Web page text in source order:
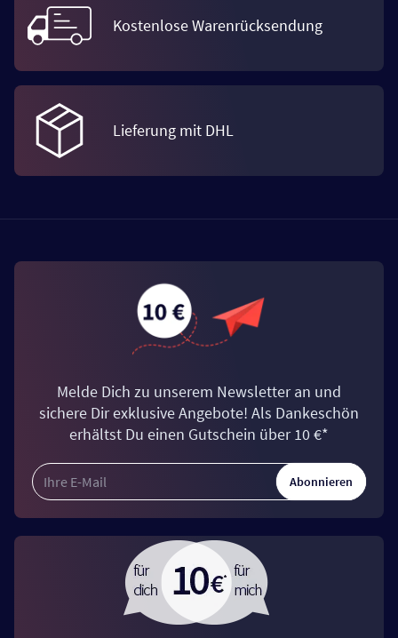
Kostenlose Warenrücksendung
Lieferung mit DHL
Melde Dich zu unserem Newsletter an und
sichere Dir exklusive Angebote! Als Dankeschön
erhältst Du einen Gutschein über 10 €*
Abonnieren